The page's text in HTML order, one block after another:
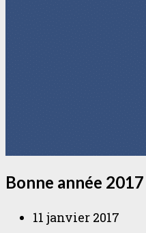
Bonne année 2017
11 janvier 2017